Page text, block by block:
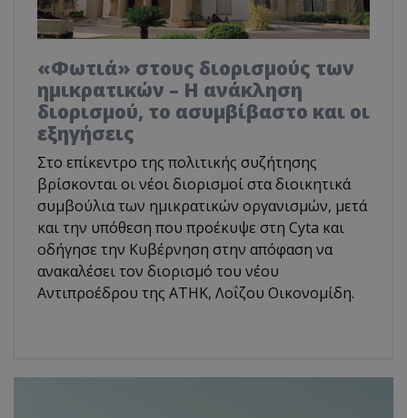
«Φωτιά» στους διορισμούς των
ημικρατικών – Η ανάκληση
διορισμού, το ασυμβίβαστο και οι
εξηγήσεις
Στο επίκεντρο της πολιτικής συζήτησης
βρίσκονται οι νέοι διορισμοί στα διοικητικά
συμβούλια των ημικρατικών οργανισμών, μετά
και την υπόθεση που προέκυψε στη Cyta και
οδήγησε την Κυβέρνηση στην απόφαση να
ανακαλέσει τον διορισμό του νέου
Αντιπροέδρου της ΑΤΗΚ, Λοΐζου Οικονομίδη.